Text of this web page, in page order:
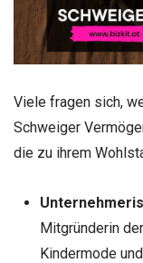
Viele fragen sich,
Schweiger
die zu ihrem
Mitgründerin
Kindermode